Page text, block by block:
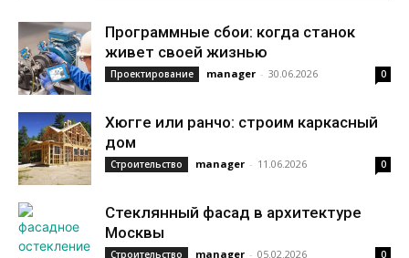
Программные сбои: когда станок
живет своей жизнью
Проектирование manager - 30.06.2026 0
Хюгге или ранчо: строим каркасный
дом
Строительство manager - 11.06.2026 0
Стеклянный фасад в архитектуре
Москвы
Строительство manager - 05.02.2026 0